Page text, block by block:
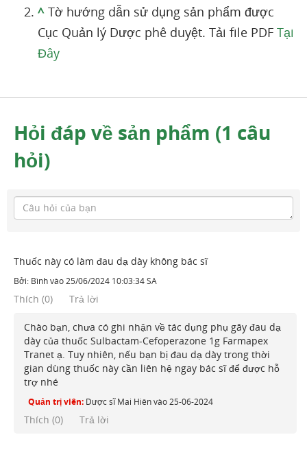
^ Tờ hướng dẫn sử dụng sản phẩm được
Cục Quản lý Dược phê duyệt. Tải file PDF Tại
Đây
Hỏi đáp về sản phẩm (1 câu
hỏi)
Thuốc này có làm đau dạ dày không bác sĩ
Bởi: Bìnhvào25/06/2024 10:03:34 SA
Thích (0) Trả lời
Chào bạn, chưa có ghi nhận về tác dụng phụ gây đau dạ
dày của thuốc Sulbactam-Cefoperazone 1g Farmapex
Tranet ạ. Tuy nhiên, nếu bạn bị đau dạ dày trong thời
gian dùng thuốc này cần liên hệ ngay bác sĩ để được hỗ
trợ nhé
Quản trị viên: Dược sĩ Mai Hiênvào25-06-2024
Thích (0) Trả lời